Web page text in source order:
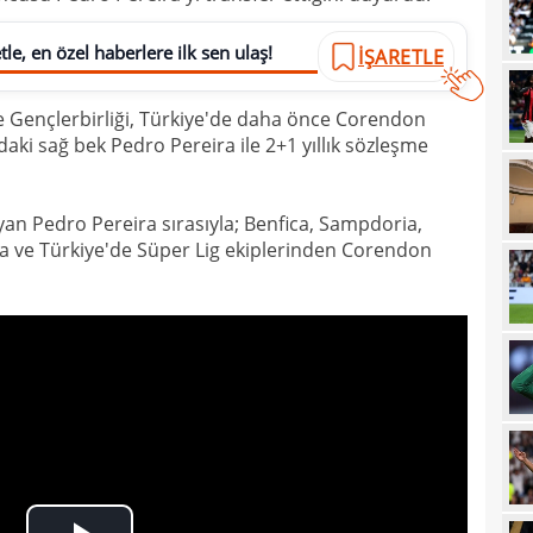
en özel haberlere ilk sen ulaş! İŞARETLE
Gençlerbirliği, Türkiye'de daha önce Corendon
sağ bek Pedro Pereira ile 2+1 yıllık sözleşme
Pedro Pereira sırasıyla; Benfica, Sampdoria,
ve Türkiye'de Süper Lig ekiplerinden Corendon
Ligi